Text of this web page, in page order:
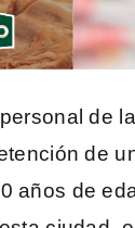
de
de
años de